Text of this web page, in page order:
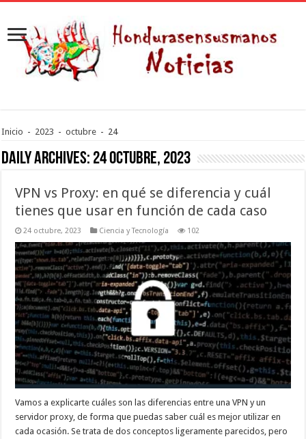
Inicio - 2023 - octubre - 24
Daily Archives: 24 octubre, 2023
VPN vs Proxy: en qué se diferencia y cuál
tienes que usar en función de cada caso
24 octubre, 2023 Ciencia y Tecnología 102
Vamos a explicarte cuáles son las diferencias entre una VPN y un
servidor proxy, de forma que puedas saber cuál es mejor utilizar en
cada ocasión. Se trata de dos conceptos ligeramente parecidos, pero